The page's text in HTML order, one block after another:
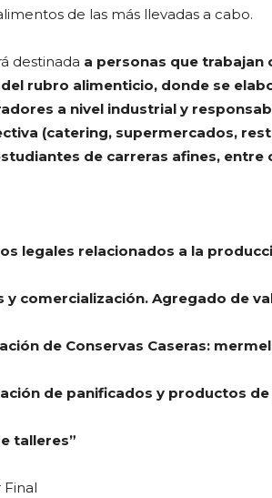
de las más llevadas a cabo.
destinada a personas que trabajan
rubro alimenticio, donde se
a nivel industrial y
(catering, supermercados,
de carreras afines, entre
legales relacionados a la
y comercialización. Agregado de
de Conservas Caseras:
de panificados y productos de
talleres”